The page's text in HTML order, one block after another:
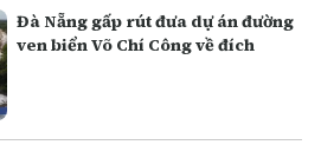
Đà Nẵng gấp rút đưa dự án đường
ven biển Võ Chí Công về đích